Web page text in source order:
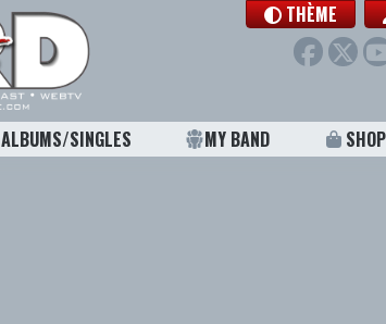
THÈME
ALBUMS/SINGLES MY BAND SHOP